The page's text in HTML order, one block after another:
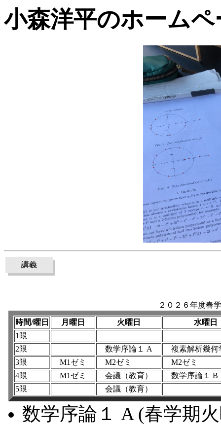
小森洋平のホームペ
講義
時間/曜日 月曜日 火曜日
水曜日
1限
2限
数学序論１ A
複素解析幾何
3限
M1ゼミ M2ゼミ
M2ゼミ
4限
M1ゼミ 会議（教育）
数学序論１ B
5限
会議（教育）
２０２６年度春
数学序論１ A (春学期